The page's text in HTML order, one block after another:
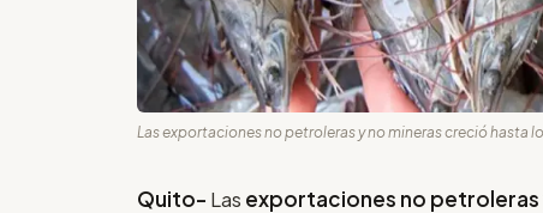
Las exportaciones no petroleras y no mineras creció hasta
Quito- Las exportaciones no petroleras